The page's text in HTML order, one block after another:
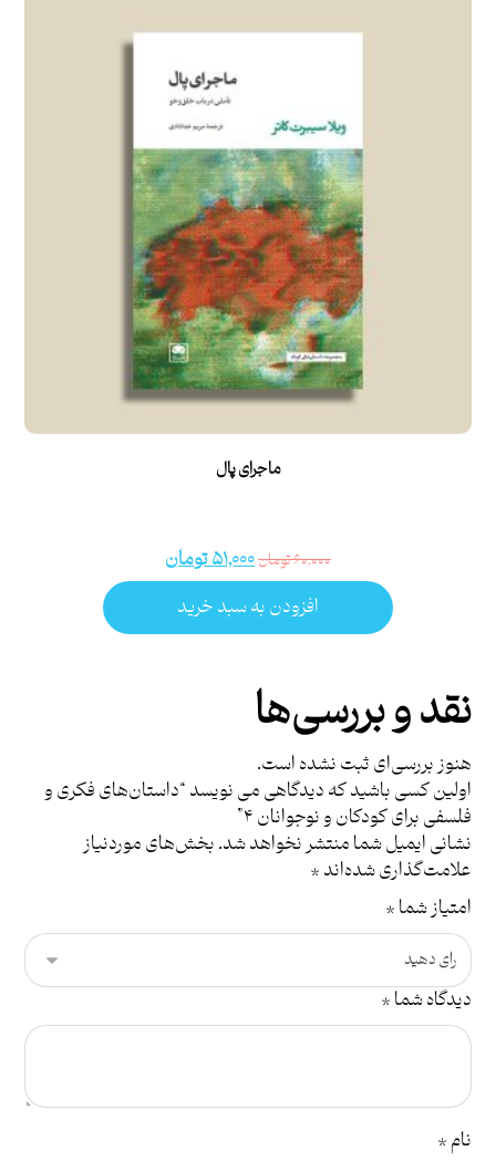
ماجرای پال
۶۰,۰۰۰تومان۵۱,۰۰۰تومان
افزودن به سبد خرید
نقد و بررسی‌ها
هنوز بررسی‌ای ثبت نشده است.
اولین کسی باشید که دیدگاهی می نویسد “داستان‌های فکری و
فلسفی برای کودکان و نوجوانان ۴”
نشانی ایمیل شما منتشر نخواهد شد.بخش‌های موردنیاز
علامت‌گذاری شده‌اند*
امتیاز شما*
دیدگاه شما*
نام*